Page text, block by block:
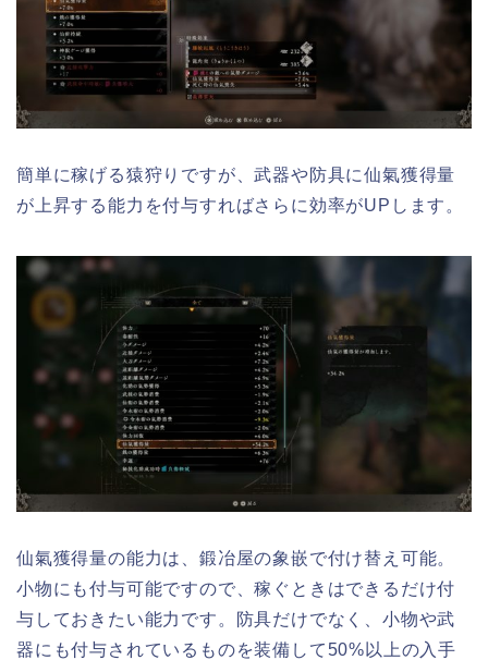
簡単に稼げる猿狩りですが、武器や防具に仙氣獲得量
が上昇する能力を付与すればさらに効率がUPします。
仙氣獲得量の能力は、鍛冶屋の象嵌で付け替え可能。
小物にも付与可能ですので、稼ぐときはできるだけ付
与しておきたい能力です。防具だけでなく、小物や武
器にも付与されているものを装備して50%以上の入手